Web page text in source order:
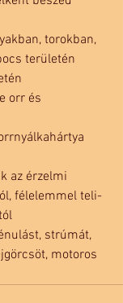
torokban,
területén
orr és
az érzelmi
félelemmel teli-
strúmát,
motoros